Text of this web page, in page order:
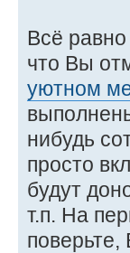
Всё
что Вы
уютном
нибудь
просто
будут
т.п. На
поверьте,